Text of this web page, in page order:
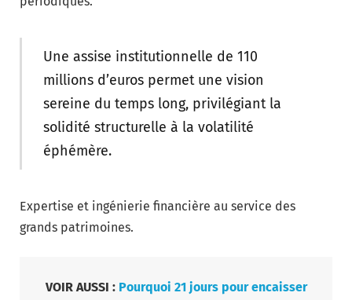
Une assise institutionnelle de 110
millions d’euros permet une vision
sereine du temps long, privilégiant la
solidité structurelle à la volatilité
éphémère.
Expertise et ingénierie financière au service des
grands patrimoines.
VOIR AUSSI : Pourquoi 21 jours pour encaisser